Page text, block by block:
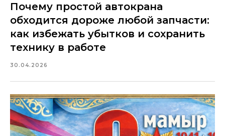
Почему простой автокрана
обходится дороже любой запчасти:
как избежать убытков и сохранить
технику в работе
30.04.2026